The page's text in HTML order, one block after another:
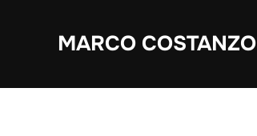
MARCO COSTANZO